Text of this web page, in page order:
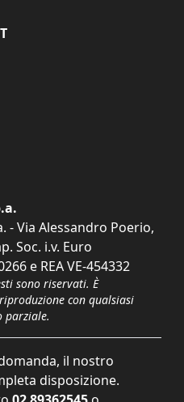
- Via Alessandro Poerio,
Soc. i.v. Euro
e REA VE-454332
sono riservati. È
con qualsiasi
parziale.
il nostro
disposizione.